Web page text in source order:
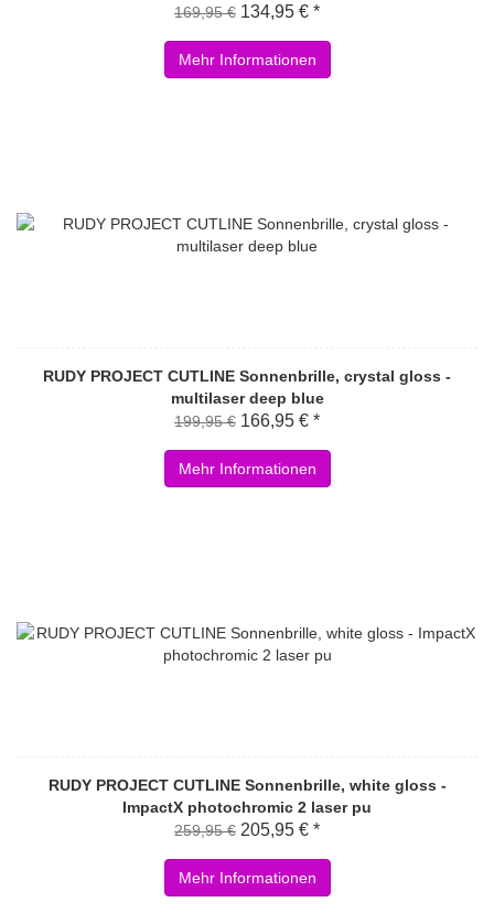
169,95 € 134,95 € *
Mehr Informationen
RUDY PROJECT CUTLINE Sonnenbrille, crystal gloss -
multilaser deep blue
199,95 € 166,95 € *
Mehr Informationen
RUDY PROJECT CUTLINE Sonnenbrille, white gloss -
ImpactX photochromic 2 laser pu
259,95 € 205,95 € *
Mehr Informationen